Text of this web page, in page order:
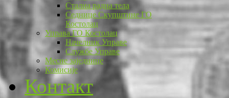
Стална радна тела
Седнице Скупштине ГО
Костолац
Управа ГО Костолац
Начелник Управе
Службе Управе
Месне заједнице
Комисије
Контакт